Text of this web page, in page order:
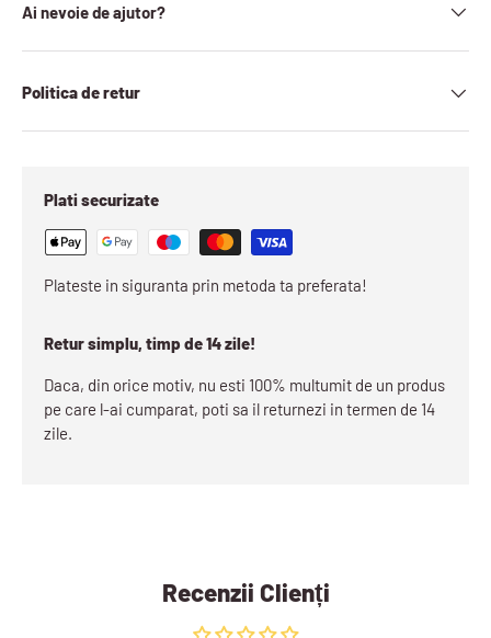
Ai nevoie de ajutor?
Politica de retur
Plati securizate
Plateste in siguranta prin metoda ta preferata!
Retur simplu, timp de 14 zile!
Daca, din orice motiv, nu esti 100% multumit de un produs
pe care l-ai cumparat, poti sa il returnezi in termen de 14
zile.
Recenzii Clienți